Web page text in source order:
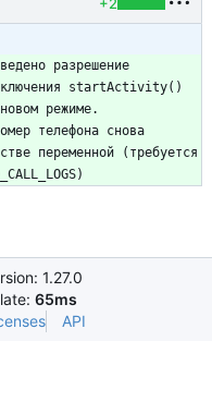
разрешение
startActivity()
телефона снова
переменной (требуется
1.27.0
65ms
API